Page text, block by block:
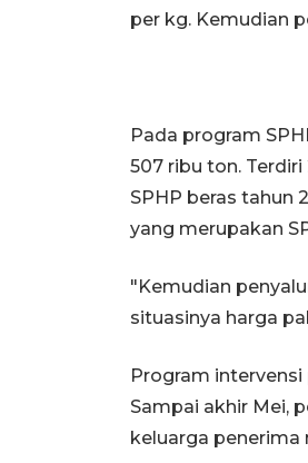
per kg. Kemudian
Pada program
507 ribu ton.
SPHP beras tahun
yang merupakan
"Kemudian
situasinya harga
Program
Sampai akhir Mei,
keluarga penerima